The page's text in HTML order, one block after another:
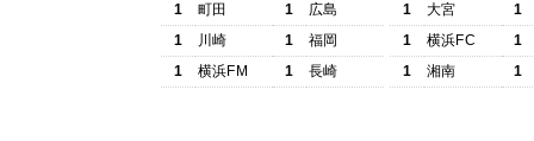
1
町田 1
広島
1
川崎 1
福岡
1
横浜FM 1 長崎
1
大宮
1
1
横浜FC
1
1
湘南 1